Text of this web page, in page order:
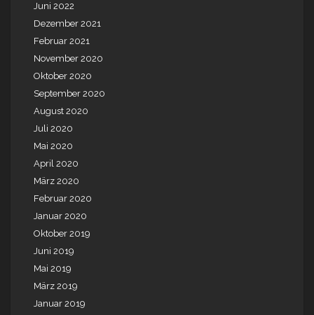
Juni 2022
Dezember 2021
Februar 2021
November 2020
Oktober 2020
September 2020
August 2020
Juli 2020
Mai 2020
April 2020
März 2020
Februar 2020
Januar 2020
Oktober 2019
Juni 2019
Mai 2019
März 2019
Januar 2019